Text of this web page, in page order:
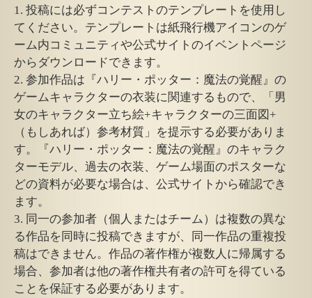
1. 投稿には必ずコンテストのテンプレートを使用し
てください。テンプレートは紙飛行機アイコンのゲ
ーム内コミュニティや公式サイトのイベントページ
からダウンロードできます。
2. 参加作品は『ハリー・ポッター：魔法の覚醒』の
ゲームキャラクターの衣装に関連するもので、「男
女のキャラクター立ち絵+キャラクターの三面図+
（もしあれば）参考材質」を提示する必要がありま
す。『ハリー・ポッター：魔法の覚醒』のキャラク
ターモデル、過去の衣装、ゲーム場面のポスターな
どの資料が必要な場合は、公式サイトから確認でき
ます。
3. 同一の参加者（個人またはチーム）は複数の異な
る作品を同時に投稿できますが、同一作品の重複投
稿はできません。作品の著作権が複数人に帰属する
場合、参加者は他の著作権共有者の許可を得ている
ことを保証する必要があります。